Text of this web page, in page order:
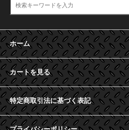
ホーム
カートを見る
特定商取引法に基づく表記